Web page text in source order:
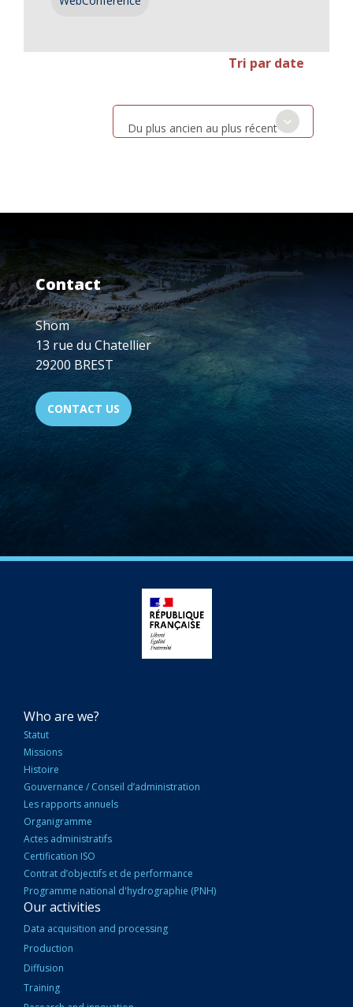
Tri par date
Du plus ancien au plus récent
Contact
Shom
13 rue du Chatellier
29200 BREST
CONTACT US
NAVIGATION
PRINCIPALE
Who are we?
Statut
Missions
Histoire
Gouvernance / Conseil d’administration
Les rapports annuels
Organigramme
Actes administratifs
Certification ISO
Contrat d’objectifs et de performance
Programme national d'hydrographie (PNH)
Our activities
Data acquisition and processing
Production
Diffusion
Training